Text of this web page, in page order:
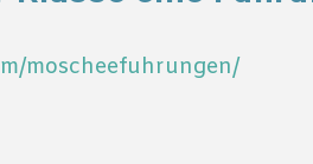
moscheefuhrungen/